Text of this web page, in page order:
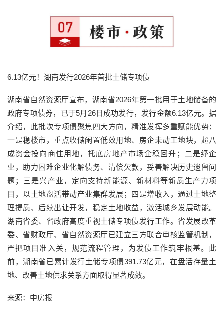
6.13亿元！湖南发行2026年首批土储专项债
湖南省自然资源厅宣布，湖南省2026年第一批用于土地储备的
政府专项债券，已于5月26日成功发行，发行金额6.13亿元。据
介绍，此批次专项债聚焦四大方向，精准发挥多重赋能优势：
一是稳楼市，重点收储闲置低效用地、房企未动工地块，超八
成资金投向商住用地，托底房地产市场企稳回升；二是纾企
业，助力困难企业化解债务、清偿欠款，妥善解决历史遗留问
题；三是兴产业，定向支持新能源、新材料等新质生产力项
目，以土地盘活带动产业集群发展；四是增收入，通过土地整
理提质、后续出让开发，稳定土地收益，激活城乡发展动能。
湖南省委、省政府高度重视土储专项债发行工作。省发展改革
委、省财政厅、省自然资源厅已建立三方联合审核监管机制，
严把项目准入关，规范流程管理，为发债工作筑牢根基。此
前，湖南省已累计发行土储专项债391.73亿元，在盘活存量土
地、改善土地供求关系方面取得显著成效。
来源：中房报